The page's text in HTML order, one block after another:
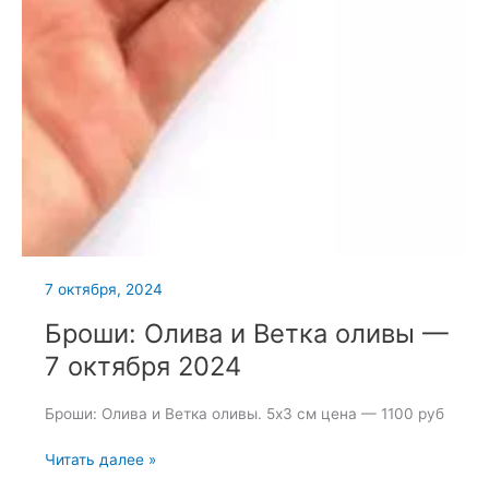
7 октября, 2024
Броши: Олива и Ветка оливы —
7 октября 2024
Броши: Олива и Ветка оливы. 5х3 см цена — 1100 руб
Броши:
Читать далее »